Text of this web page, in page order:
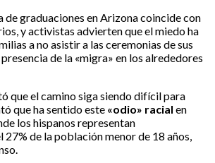
de graduaciones en Arizona coincide con
y activistas advierten que el miedo ha
a no asistir a las ceremonias de sus
de la «migra» en los alrededores
que el camino siga siendo difícil para
que ha sentido este «odio» racial en
los hispanos representan
de la población menor de 18 años,